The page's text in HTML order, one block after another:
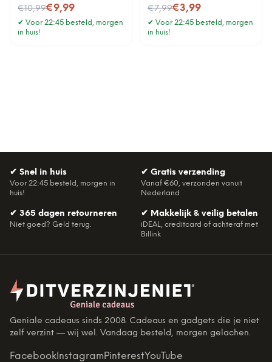
€10,99
Nu voor€9,99
✔ Voor 22:45 besteld, morgen
in huis!
€7,99
Nu voor€3,99
✔ Voor 22:45 besteld, morgen
in huis!
✔ Snel in huis
Voor 22:45 besteld, morgen in
huis!
✔ Gratis verzending
Vanaf €60, verzonden vanuit
Nederland
✔ 365 dagen retourneren
Niet goed? Geld terug.
✔ Makkelijk & veilig betalen
iDEAL, creditcard of achteraf met
Billink
Geniale cadeaus sinds 2008. Cadeaus en gadgets die je niet
zelf verzint — wij wel. Vandaag besteld, morgen gelachen.
Facebook InstagramPinterestYouTube